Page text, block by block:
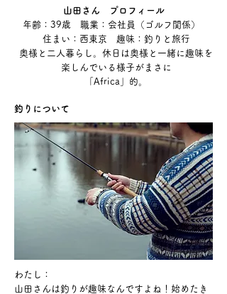
​山田さん プロフィール
年齢：39歳 職業：会社員（ゴルフ関係）
住まい：西東京 趣味：釣りと旅行
奥様と二人暮らし。休日は奥様と一緒に趣味を
楽しんでいる様子がまさに
​「Africa」的。
釣りについて
わたし：
山田さんは釣りが趣味なんですよね！始めたき